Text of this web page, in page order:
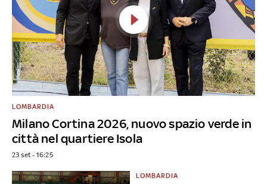
Milano Cortina 2026, nuovo spazio verde in
città nel quartiere Isola
LOMBARDIA
23 set - 16:25
LOMBARDIA